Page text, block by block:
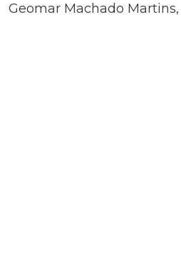
Geomar Machado Martins,